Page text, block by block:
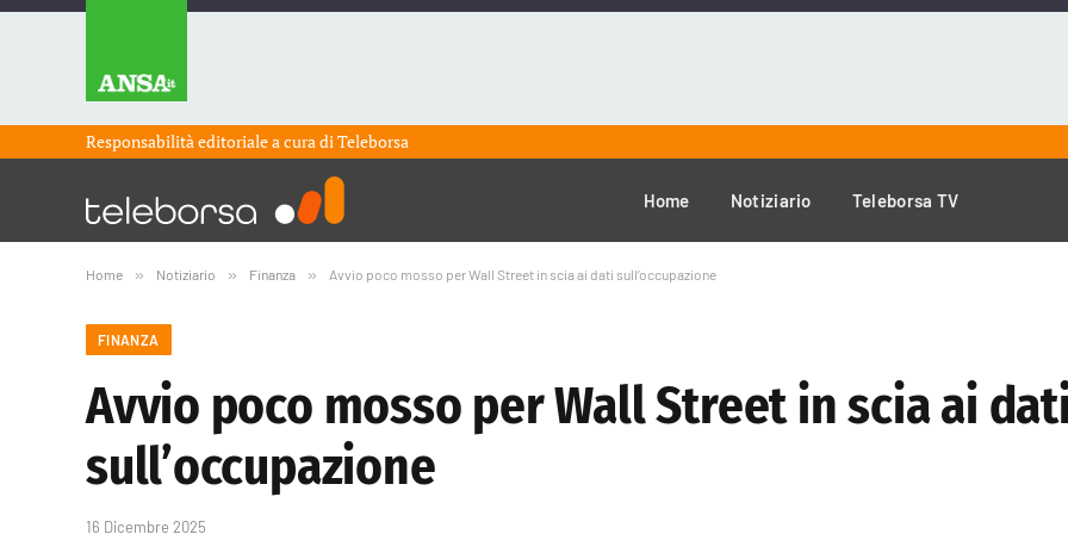
Responsabilità editoriale a cura diTeleborsa
Home Notiziario Teleborsa TV
Home » Notiziario » Finanza » Avvio poco mosso per Wall Street in scia ai dati sull’occupazione
FINANZA
Avvio poco mosso per Wall Street in scia ai
sull’occupazione
16 Dicembre 2025